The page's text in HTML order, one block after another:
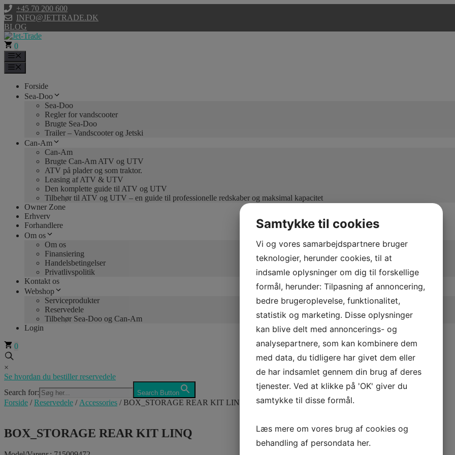
Hop
til
indhold
+45 70 200 600
INFO@JETTRADE.DK
BLOG
0
Forside
Sea-Doo
Sea-Doo
Regler for vandscooter
Brugte Sea-Doo
Trailer – Vandscooter og Jetski
Can-Am
Can-Am
Brugte Can-Am ATV og UTV
ATV på plader og som traktor.
Leasing af ATV & UTV
Den komplette guide til ATV og UTV
Tilbehør til ATV og UTV – en guide til professionelle redskaber og maksimal kapacitet
Owner Zone
Erhverv
Forhandlere
Om os
Om os
Finansiering
Handelsbetingelser
Privatlivspolitik
Kontakt os
Webshop
Serviceprodukter
Reservedele
Tilbehør Sea-Doo og Can-Am
Login
0
×
Se hvordan du bestiller reservedele
Search for:
Search Button
Forside /Reservedele / Accessories / BOX_STORAGE REAR KIT LINQ
BOX_STORAGE REAR KIT LINQ
Samtykke til cookies
Vi og vores samarbejdspartnere bruger
teknologier, herunder cookies, til at
indsamle oplysninger om dig til forskellige
formål, herunder: Tilpasning af annoncering,
bedre brugeroplevelse, funktionalitet,
statistik og marketing. Disse oplysninger
kan blive delt med annoncerings- og
analysepartnere, som kan kombinere dem
med data, du tidligere har givet dem eller
de har indsamlet gennem din brug af deres
tjenester. Ved at klikke på 'OK' giver du
samtykke til disse formål.
Læs mere om vores brug af cookies og
behandling af persondata her.